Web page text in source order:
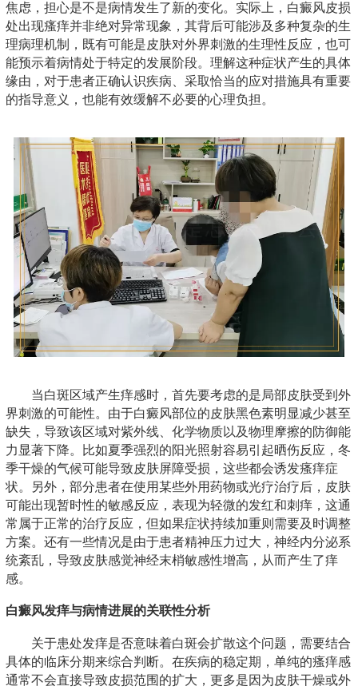
焦虑，担心是不是病情发生了新的变化。实际上，白癜风皮损
处出现瘙痒并非绝对异常现象，其背后可能涉及多种复杂的生
理病理机制，既有可能是皮肤对外界刺激的生理性反应，也可
能预示着病情处于特定的发展阶段。理解这种症状产生的具体
缘由，对于患者正确认识疾病、采取恰当的应对措施具有重要
的指导意义，也能有效缓解不必要的心理负担。
当白斑区域产生痒感时，首先要考虑的是局部皮肤受到外
界刺激的可能性。由于白癜风部位的皮肤黑色素明显减少甚至
缺失，导致该区域对紫外线、化学物质以及物理摩擦的防御能
力显著下降。比如夏季强烈的阳光照射容易引起晒伤反应，冬
季干燥的气候可能导致皮肤屏障受损，这些都会诱发瘙痒症
状。另外，部分患者在使用某些外用药物或光疗治疗后，皮肤
可能出现暂时性的敏感反应，表现为轻微的发红和刺痒，这通
常属于正常的治疗反应，但如果症状持续加重则需要及时调整
方案。还有一些情况是由于患者精神压力过大，神经内分泌系
统紊乱，导致皮肤感觉神经末梢敏感性增高，从而产生了痒
感。
白癜风发痒与病情进展的关联性分析
关于患处发痒是否意味着白斑会扩散这个问题，需要结合
具体的临床分期来综合判断。在疾病的稳定期，单纯的瘙痒感
通常不会直接导致皮损范围的扩大，更多是因为皮肤干燥或外